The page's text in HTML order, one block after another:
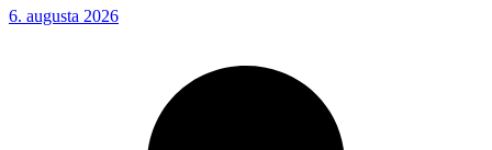
6. augusta 2026